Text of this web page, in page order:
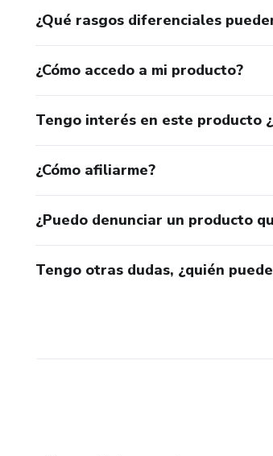
¿Qué rasgos diferenciales
¿Cómo accedo a mi producto?
Tengo interés en este producto
¿Cómo afiliarme?
¿Puedo denunciar un producto
Tengo otras dudas, ¿quién